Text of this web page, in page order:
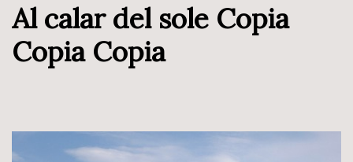
Al calar del sole Copia
Copia Copia